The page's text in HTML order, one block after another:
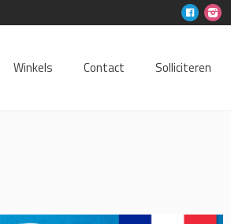
Winkels Contact Solliciteren